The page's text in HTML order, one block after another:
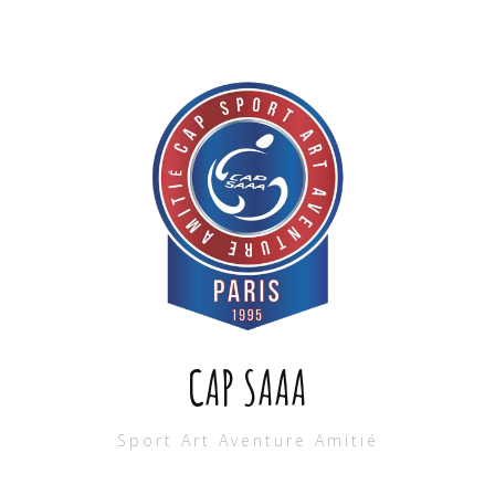
CAP SAAA
Sport Art Aventure Amitié